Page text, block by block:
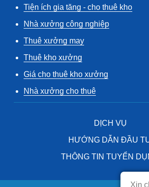
Xin
Tiện ích gia tăng - cho thuê kho
Nhà xưởng công nghiệp
Thuê xưởng may
Thuê kho xưởng
Giá cho thuê kho xưởng
Nhà xưởng cho thuê
DỊCH VỤ
HƯỚNG DẪN ĐẦU
THÔNG TIN TUYỂN